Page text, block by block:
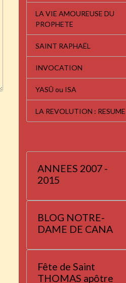
LA VIE AMOUREUSE DU
PROPHETE
SAINT RAPHAËL
INVOCATION
YASÛ ou ISA
LA REVOLUTION : RESUME
ANNEES 2007 -
2015
BLOG NOTRE-
DAME DE CANA
Fête de Saint
THOMAS apôtre